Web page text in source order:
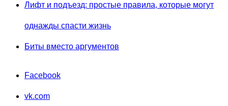
Лифт и подъезд: простые правила, которые могут
однажды спасти жизнь
Биты вместо аргументов
Facebook
vk.com